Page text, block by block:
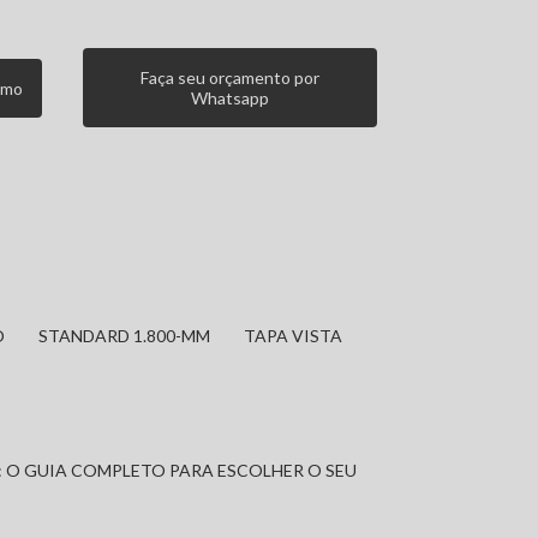
Faça seu orçamento por
Whatsapp
STANDARD 1.800-MM TAPA VISTA
GUIA COMPLETO PARA ESCOLHER O SEU